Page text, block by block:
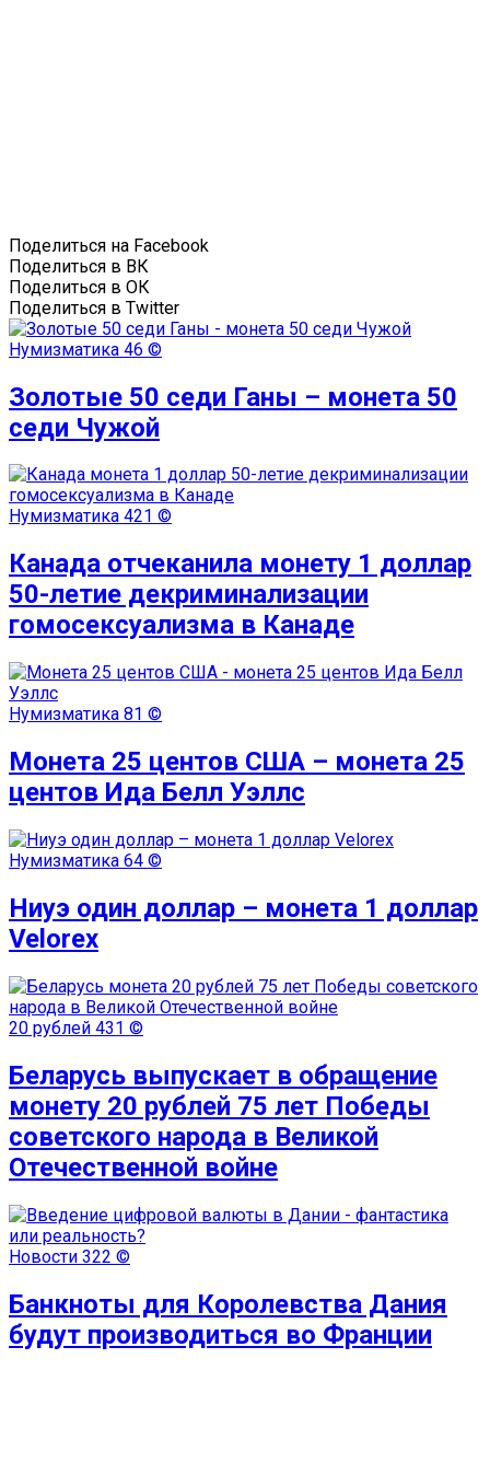
Поделиться на Facebook
Поделиться в ВК
Поделиться в ОК
Поделиться в Twitter
Нумизматика 46 ©
Золотые 50 седи Ганы – монета 50
седи Чужой
Нумизматика 421 ©
Канада отчеканила монету 1 доллар
50-летие декриминализации
гомосексуализма в Канаде
Нумизматика 81 ©
Монета 25 центов США – монета 25
центов Ида Белл Уэллс
Нумизматика 64 ©
Ниуэ один доллар – монета 1 доллар
Velorex
20 рублей 431 ©
Беларусь выпускает в обращение
монету 20 рублей 75 лет Победы
советского народа в Великой
Отечественной войне
Новости 322 ©
Банкноты для Королевства Дания
будут производиться во Франции